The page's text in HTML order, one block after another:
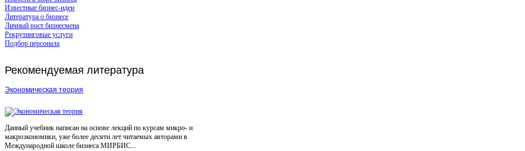
Известные бизнес-идеи
Литература о бизнесе
Личный рост бизнесмена
Рекрутинговые услуги
Подбор персонала
Рекомендуемая литература
Экономическая теория
Данный учебник написан на основе лекций по курсам микро- и
макроэкономики, уже более десяти лет читаемых авторами в
Международной школе бизнеса МИРБИС...